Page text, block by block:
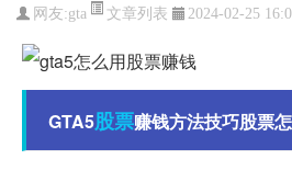
网友:gta 文章列表 2024-02-25
GTA5股票赚钱方法技巧股票